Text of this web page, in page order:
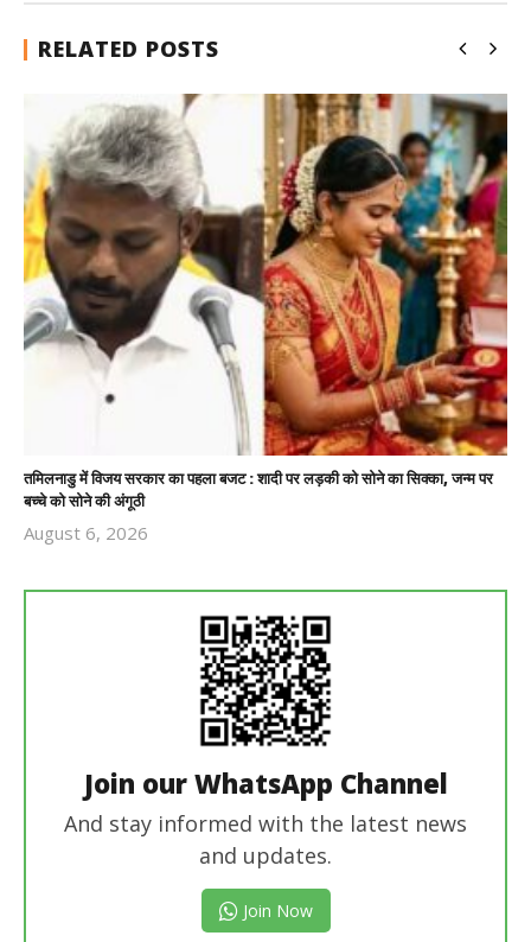
RELATED POSTS
तमिलनाडु में विजय सरकार का पहला बजट : शादी पर लड़की को सोने का सिक्का, जन्म पर
बच्चे को सोने की अंगूठी
August 6, 2026
Join our WhatsApp Channel
And stay informed with the latest news
and updates.
Join Now